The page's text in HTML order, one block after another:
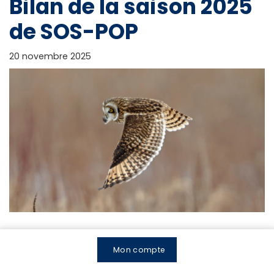
Mon compte
Bilan de la saison 2025
de SOS-POP
20 novembre 2025
Suivi des populations d’oiseaux en péril du Québec
aussi appelé SOS-POP, vise à identifier les sites
importants pour la conservation des oiseaux en péril et à